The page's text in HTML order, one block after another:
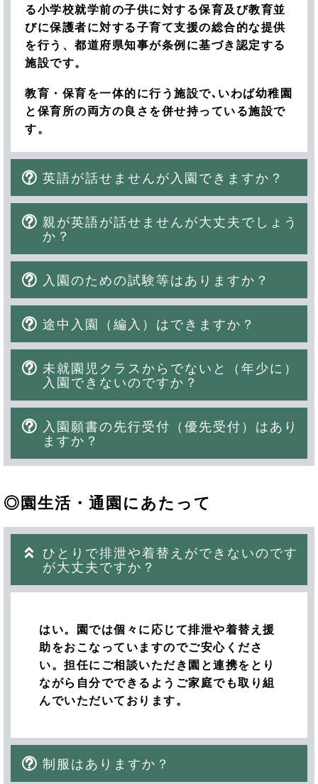
る小学校就学前の子供に対する保育及び教育並
びに保護者に対する子育て支援の総合的な提供
を行う、都道府県知事が条例に基づき認定する
施設です。
教育・保育を一体的に行う施設で､いわば幼稚園
と保育所の両方の良さを併せ持っている施設で
す。
英語が話せませんが入園できますか？
親が英語が話せませんが大丈夫でしょう
か？
入園のための試験等はありますか？
途中入園（編入）はできますか？
未就園児クラスからでないと（年少に）
入園できないのですか？
入園願書の先行受付（優先受付）はあり
ますか？
◎園生活・通園にあたって
ひとりで排泄や着替えができないのです
が大丈夫ですか？
はい。園では個々に応じて排泄や着替え援
助をおこなっていますのでご安心くださ
い。担任にご相談いただき園と連携をとり
ながら自分でできるようご家庭でも取り組
んでいただいております。
制服はありますか？